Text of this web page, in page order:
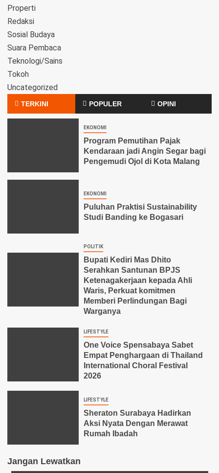
Properti
Redaksi
Sosial Budaya
Suara Pembaca
Teknologi/Sains
Tokoh
Uncategorized
TERKINI POPULER OPINI
EKONOMI
Program Pemutihan Pajak
Kendaraan jadi Angin Segar bagi
Pengemudi Ojol di Kota Malang
EKONOMI
Puluhan Praktisi Sustainability
Studi Banding ke Bogasari
POLITIK
Bupati Kediri Mas Dhito
Serahkan Santunan BPJS
Ketenagakerjaan kepada Ahli
Waris, Perkuat komitmen
Memberi Perlindungan Bagi
Warganya
LIFESTYLE
One Voice Spensabaya Sabet
Empat Penghargaan di Thailand
International Choral Festival
2026
LIFESTYLE
Sheraton Surabaya Hadirkan
Aksi Nyata Dengan Merawat
Rumah Ibadah
Jangan Lewatkan